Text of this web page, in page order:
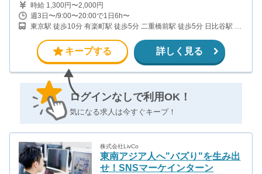
時給 1,300円〜2,000円
週3日〜/9:00〜20:00で1日6h〜
東京駅 徒歩10分 有楽町駅 徒歩5分 二重橋前駅 徒歩5分 日比谷駅 徒
キープする 詳しく見る
ログインなしで利用OK！
気になる求人は今すぐキープ！
株式会社LivCo
東南アジア人へ"バズり"を生み出
せ！SNSマーケインターン